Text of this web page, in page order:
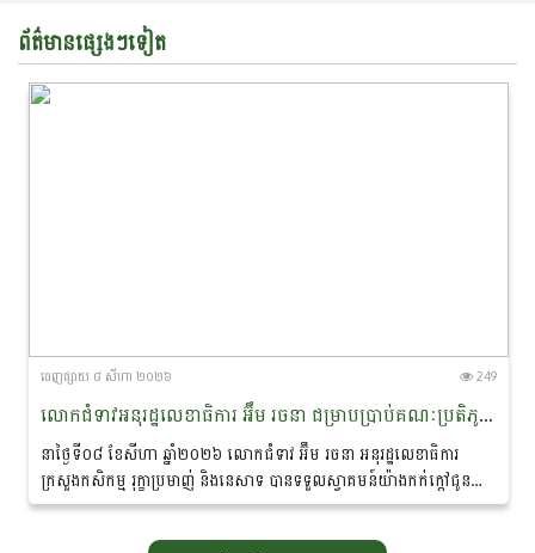
ព័ត៌មានផ្សេងៗទៀត
ចេញ​ផ្សាយ​ ៨ សីហា ២០២៦ 249
លោកជំទាវអនុរដ្ឋលេខាធិការ អ៊ឹម រចនា ជម្រាបប្រាប់គណៈប្រតិភូនាវាសន្តិភាពមេគង្គ-ឡានឆាង ថា៖ «សន្តិភាព ជាគ្រឹះដ៏សំខាន់នៃការអភិរក្សសត្វផ្សោតនៅកម្ពុជា»
នាថ្ងៃទី០៨ ខែសីហា ឆ្នាំ២០២៦ លោកជំទាវ អ៊ឹម រចនា អនុរដ្ឋលេខាធិការ
ក្រសួងកសិកម្ម រុក្ខាប្រមាញ់ និងនេសាទ បានទទួលស្វាគមន៍យ៉ាងកក់ក្តៅជូន
ចំពោះគណៈប្រតិភូ នៃ «គម្រោងនាវាសន្តិភាពមេគង្គ-ឡានឆាង...